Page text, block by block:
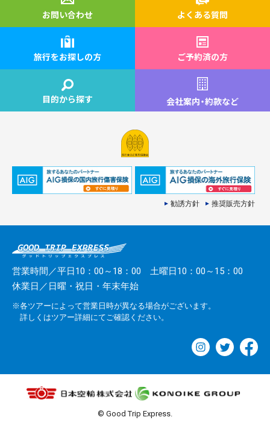
お問い合わせ よくある質問
旅行をお探しの方 ご予約済の方
目的から探す 会社案内・約款など
勧誘方針 推奨販売方針
営業時間／平日10：00～18：00 土曜日10：00～15：00
休業日／日曜・祝日・年末年始
※各ツアーによって営業日時が異なる場合がございます。
詳しくはツアー詳細にてご確認ください。
© Good Trip Express.